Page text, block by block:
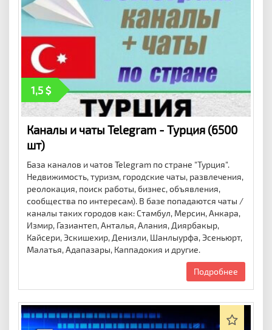
1,5
Каналы и чаты Telegram - Турция (6500
шт)
База каналов и чатов Telegram по стране "Турция".
Недвижимость, туризм, городские чаты, развлечения,
реолокация, поиск работы, бизнес, объявления,
сообщества по интересам). В базе попадаются чаты /
каналы таких городов как: Стамбул, Мерсин, Анкара,
Измир, Газиантеп, Анталья, Алания, Диярбакыр,
Кайсери, Эскишехир, Денизли, Шанлыурфа, Эсеньюрт,
Малатья, Адапазары, Каппадокия и другие.
Подробнее